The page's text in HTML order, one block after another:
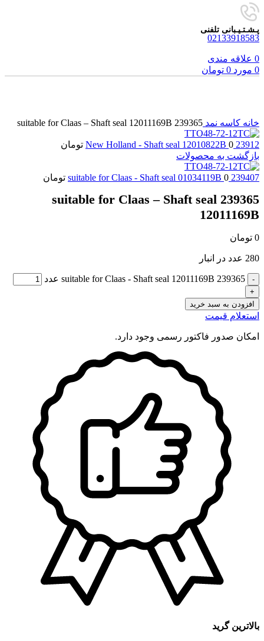
پـشـتـیـبانی تلفنی
02133918583
0 علاقه مندی
0 مورد 0 تومان
خانه کاسه نمد 239365 suitable for Claas – Shaft seal 12011169B
23912 New Holland - Shaft seal 12010822B
0
تومان
بازگشت به محصولات
239407 suitable for Claas - Shaft seal 01034119B
0 تومان
239365 suitable for Claas – Shaft seal
12011169B
0 تومان
280 عدد در انبار
239365 suitable for Claas - Shaft seal 12011169B عدد
افزودن به سبد خرید
استعلام قیمت
امکان صدور فاکتور رسمی وجود دارد.
بالاترین گرید